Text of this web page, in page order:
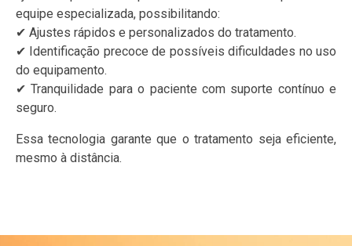
equipe especializada, possibilitando:
✔ Ajustes rápidos e personalizados do tratamento.
✔ Identificação precoce de possíveis dificuldades no uso
do equipamento.
✔ Tranquilidade para o paciente com suporte contínuo e
seguro.
Essa tecnologia garante que o tratamento seja eficiente,
mesmo à distância.